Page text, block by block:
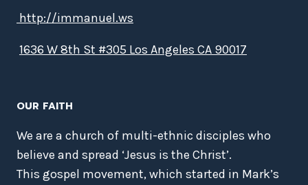
http://immanuel.ws
1636 W 8th St #305 Los Angeles CA 90017
OUR FAITH
We are a church of multi-ethnic disciples who
believe and spread ‘Jesus is the Christ’.
This gospel movement, which started in Mark’s